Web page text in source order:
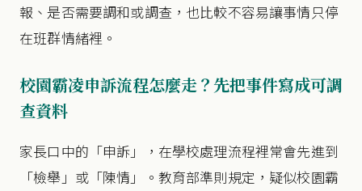
報、是否需要調和或調查，也比較不容易讓事情只停
在班群情緒裡。
校園霸凌申訴流程怎麼走？先把事件寫成可調
查資料
家長口中的「申訴」，在學校處理流程裡常會先進到
「檢舉」或「陳情」。教育部準則規定，疑似校園霸